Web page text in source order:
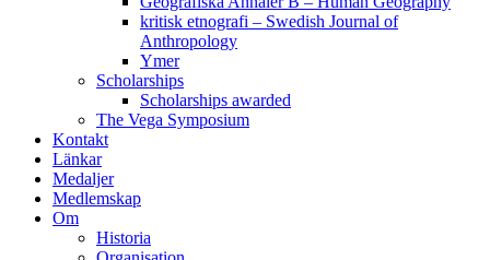
kritisk etnografi – Swedish Journal of
Anthropology
Ymer
Scholarships
Scholarships awarded
The Vega Symposium
Kontakt
Länkar
Medaljer
Medlemskap
Om
Historia